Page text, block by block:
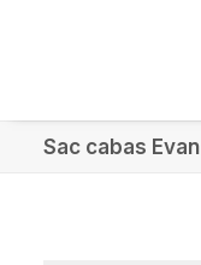
Sac cabas